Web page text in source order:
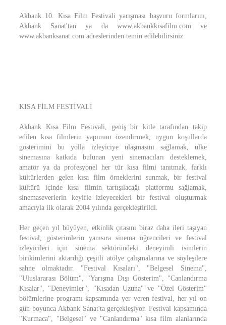
Akbank 10. Kısa Film Festivali yarışması başvuru formlarını,
Akbank Sanat'tan ya da www.akbankkisafilm.com ve
www.akbanksanat.com adreslerinden temin edilebilirsiniz.
KISA FİLM FESTİVALİ
Akbank Kısa Film Festivali, geniş bir kitle tarafından takip
edilen kısa filmlerin yapımını özendirmek, uygun koşullarda
gösterimini bu yolla izleyiciye ulaşmasını sağlamak, ülke
sinemasına katkıda bulunan yeni sinemacıları desteklemek,
amatör ya da profesyonel her tür kısa filmi tanıtmak, farklı
kültürlerden gelen kısa film örneklerini sunmak, bir festival
kültürü içinde kısa filmin tartışılacağı platformu sağlamak,
sinemaseverlerin keyifle izleyecekleri bir festival oluşturmak
amacıyla ilk olarak 2004 yılında gerçekleştirildi.
Her geçen yıl büyüyen, etkinlik çıtasını biraz daha ileri taşıyan
festival, gösterimlerin yanısıra sinema öğrencileri ve festival
izleyicileri için sinema sektöründeki deneyimli isimlerin
birikimlerini aktardığı çeşitli atölye çalışmalarına ve söyleşilere
sahne olmaktadır. "Festival Kısaları", "Belgesel Sinema",
"Uluslararası Bölüm", "Yarışma Dışı Gösterim", "Canlandırma
Kısalar", "Deneyimler", "Kısadan Uzuna" ve "Özel Gösterim"
bölümlerine programı kapsamında yer veren festival, her yıl on
gün boyunca Akbank Sanat'ta gerçekleşiyor. Festival kapsamında
"Kurmaca", "Belgesel" ve "Canlandırma" kısa film alanlarında